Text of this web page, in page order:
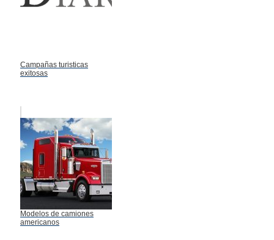
Campañas turisticas
exitosas
Modelos de camiones
americanos